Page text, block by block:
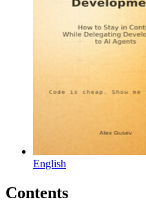
English
Contents